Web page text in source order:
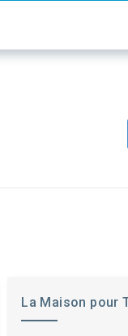
La Maison pour